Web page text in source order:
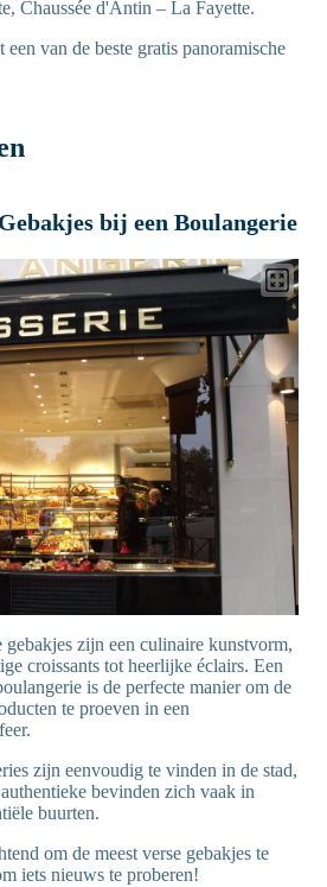
Chaussée d'Antin – La Fayette.
een van de beste gratis panoramische
bij een Boulangerie
gebakjes zijn een culinaire kunstvorm,
croissants tot heerlijke éclairs. Een
is de perfecte manier om de
te proeven in een
zijn eenvoudig te vinden in de stad,
bevinden zich vaak in
buurten.
om de meest verse gebakjes te
iets nieuws te proberen!